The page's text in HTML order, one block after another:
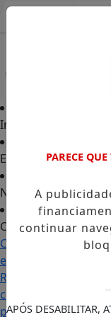
Início
Edições
Notícias
Contato
Carol Monteiro:
em Porto Grande
Receita Federal
compras no exterior
produtos
PARECE
A
continuar
APÓS DESABILITAR,